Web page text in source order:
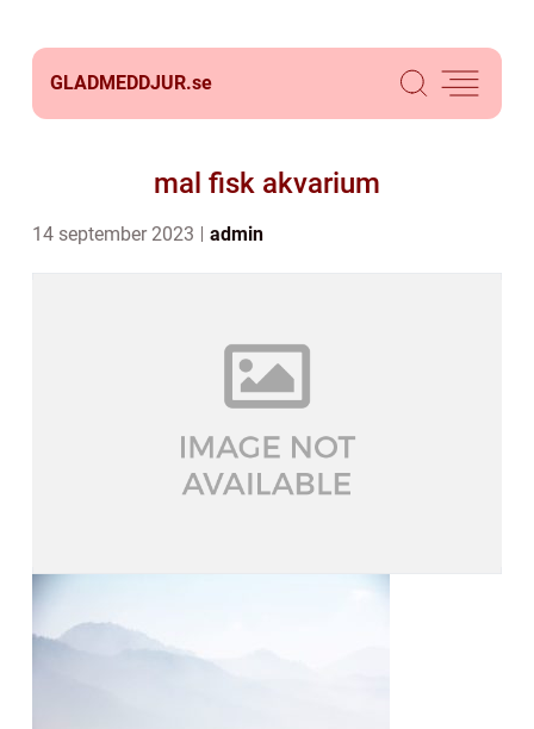
GLADMEDDJUR.se
mal fisk akvarium
14 september 2023 admin